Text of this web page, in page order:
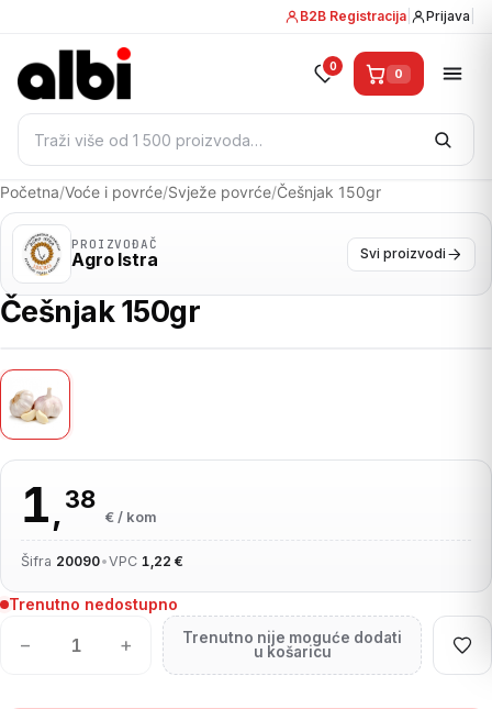
B2B Registracija Prijava
Pretraži:
0 0
Početna/Voće i povrće/Svježe povrće/Češnjak 150gr
PROIZVOĐAČ
Agro Istra Svi proizvodi
Češnjak 150gr
1,38
€ / kom
Šifra 20090•VPC 1,22 €
Trenutno nedostupno
− +
Trenutno nije moguće dodati
u košaricu